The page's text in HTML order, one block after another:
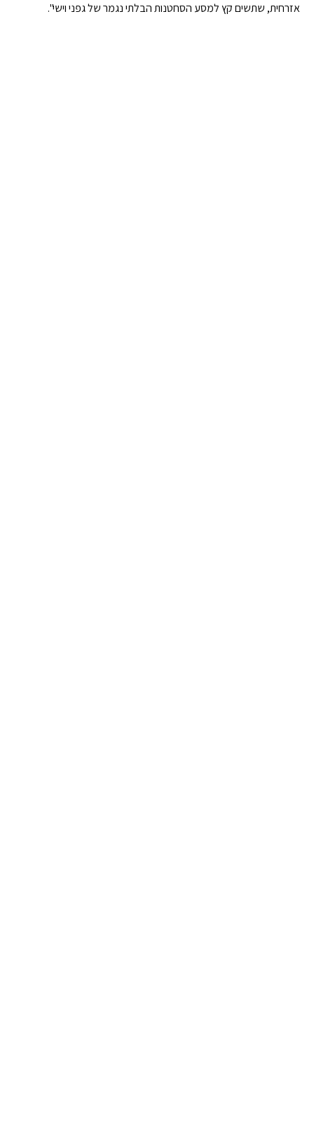
אזרחית, שתשים קץ למסע הסחטנות הבלתי נגמר של גפני וישי".